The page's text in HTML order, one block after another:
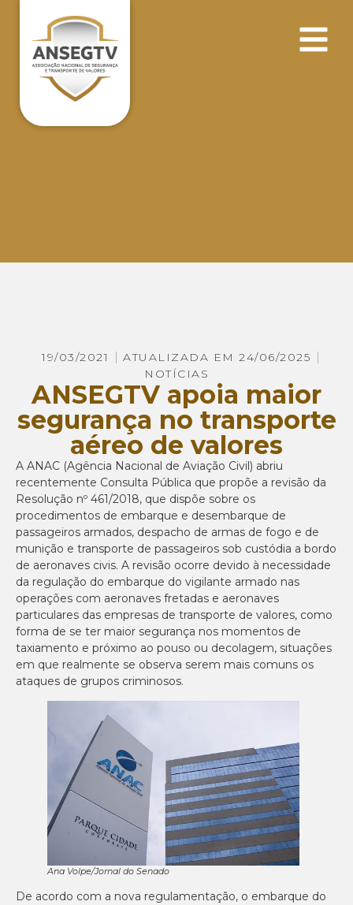
19/03/2021
ATUALIZADA EM 24/06/2025
NOTÍCIAS
ANSEGTV apoia maior
segurança no transporte
aéreo de valores
A ANAC (Agência Nacional de Aviação Civil) abriu
recentemente Consulta Pública que propõe a revisão da
Resolução nº 461/2018, que dispõe sobre os
procedimentos de embarque e desembarque de
passageiros armados, despacho de armas de fogo e de
munição e transporte de passageiros sob custódia a bordo
de aeronaves civis. A revisão ocorre devido à necessidade
da regulação do embarque do vigilante armado nas
operações com aeronaves fretadas e aeronaves
particulares das empresas de transporte de valores, como
forma de se ter maior segurança nos momentos de
taxiamento e próximo ao pouso ou decolagem, situações
em que realmente se observa serem mais comuns os
ataques de grupos criminosos.
Ana Volpe/Jornal do Senado
De acordo com a nova regulamentação, o embarque do